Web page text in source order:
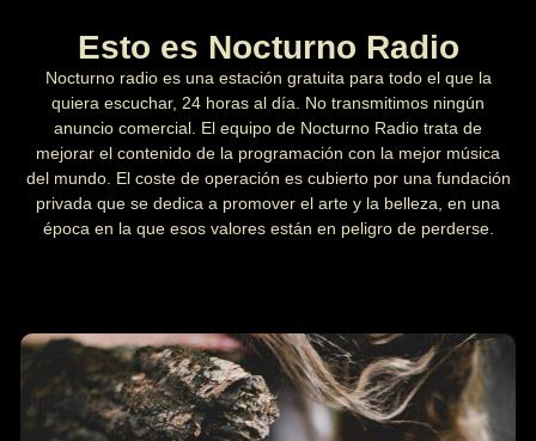
Esto es Nocturno Radio
Nocturno radio es una estación gratuita para todo el que la
quiera escuchar, 24 horas al día. No transmitimos ningún
anuncio comercial. El equipo de Nocturno Radio trata de
mejorar el contenido de la programación con la mejor música
del mundo. El coste de operación es cubierto por una fundación
privada que se dedica a promover el arte y la belleza, en una
época en la que esos valores están en peligro de perderse.